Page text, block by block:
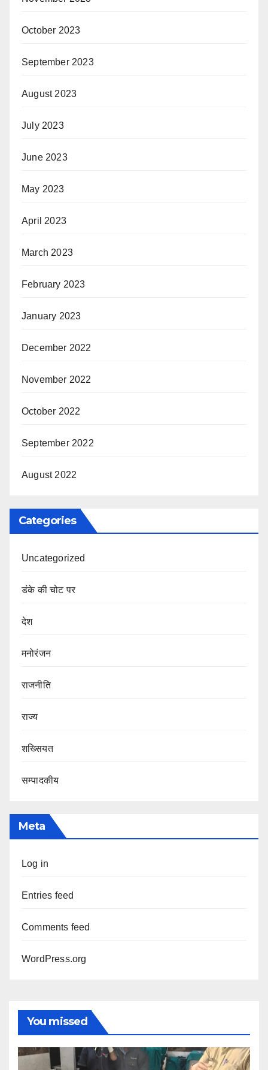
October 2023
September 2023
August 2023
July 2023
June 2023
May 2023
April 2023
March 2023
February 2023
January 2023
December 2022
November 2022
October 2022
September 2022
August 2022
Categories
Uncategorized
डंके की चोट पर
देश
मनोरंजन
राजनीति
राज्य
शख्सियत
सम्पादकीय
Meta
Log in
Entries feed
Comments feed
WordPress.org
You missed